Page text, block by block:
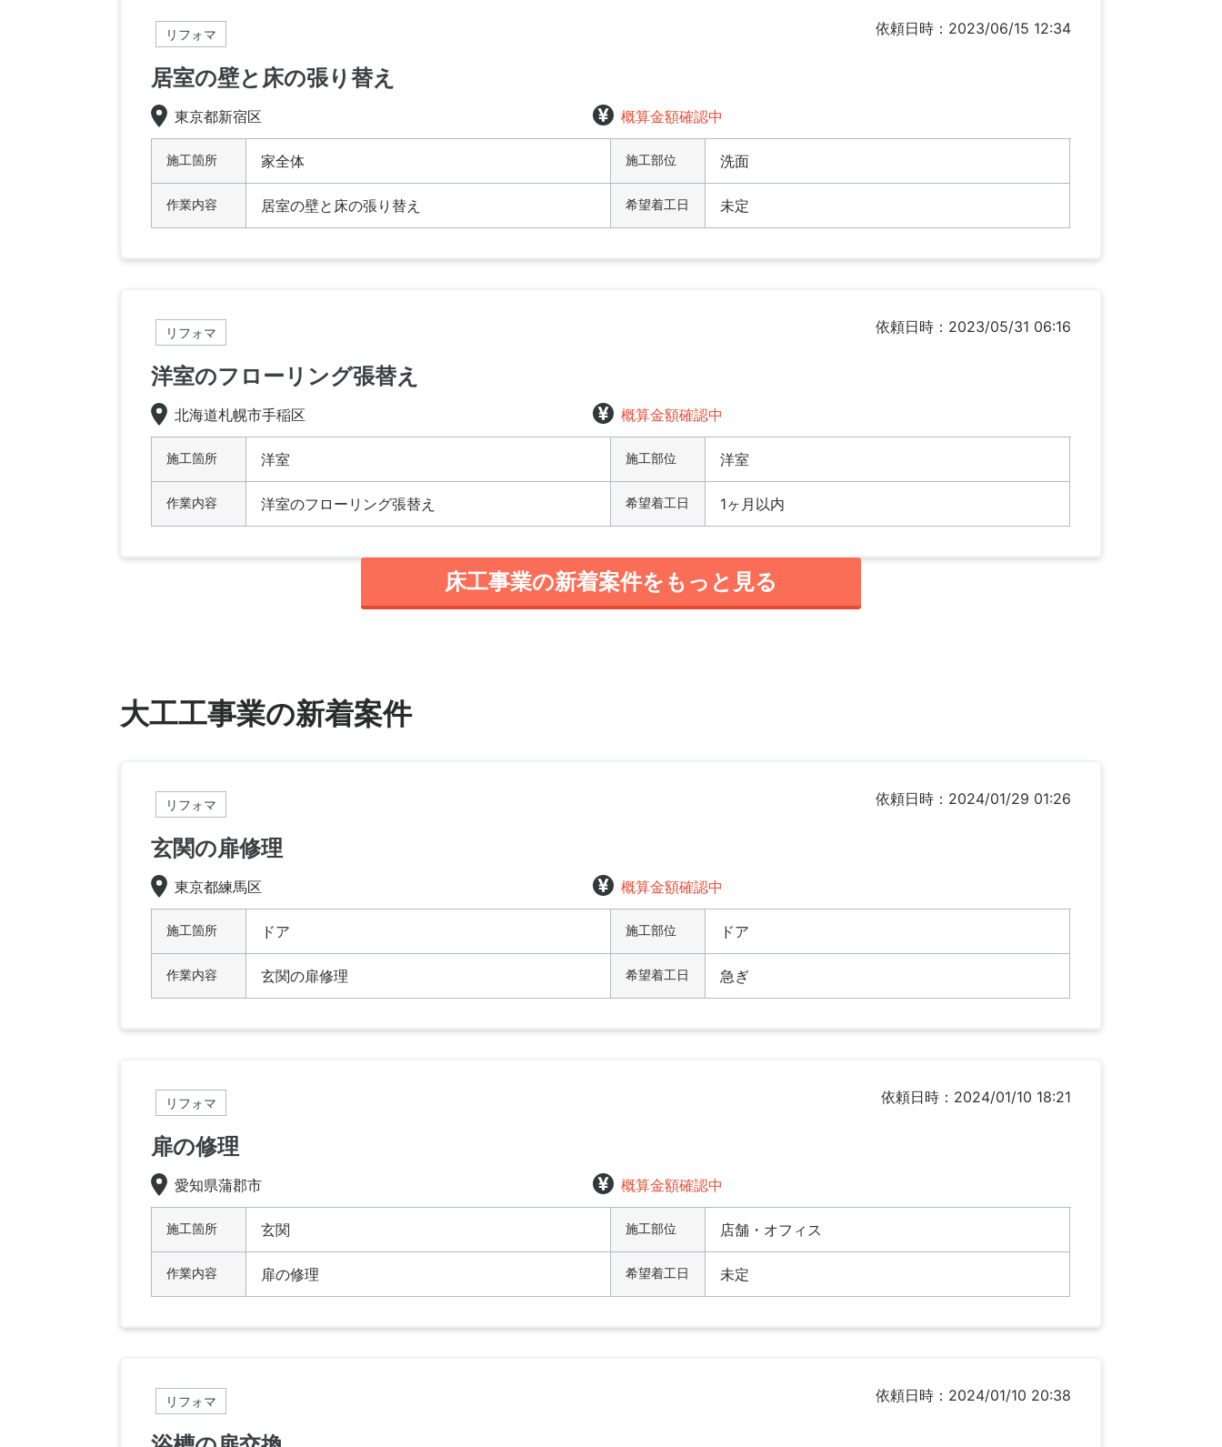
リフォマ 依頼日時：2023/06/15 12:34
居室の壁と床の張り替え
東京都新宿区 概算金額確認中
施工箇所 家全体 施工部位 洗面
作業内容 居室の壁と床の張り替え 希望着工日 未定
リフォマ 依頼日時：2023/05/31 06:16
洋室のフローリング張替え
北海道札幌市手稲区 概算金額確認中
施工箇所 洋室 施工部位 洋室
作業内容 洋室のフローリング張替え 希望着工日 1ヶ月以内
床工事業の新着案件をもっと見る
大工工事業の新着案件
リフォマ 依頼日時：2024/01/29 01:26
玄関の扉修理
東京都練馬区 概算金額確認中
施工箇所 ドア 施工部位 ドア
作業内容 玄関の扉修理 希望着工日 急ぎ
リフォマ 依頼日時：2024/01/10 18:21
扉の修理
愛知県蒲郡市 概算金額確認中
施工箇所 玄関 施工部位 店舗・オフィス
作業内容 扉の修理 希望着工日 未定
リフォマ 依頼日時：2024/01/10 20:38